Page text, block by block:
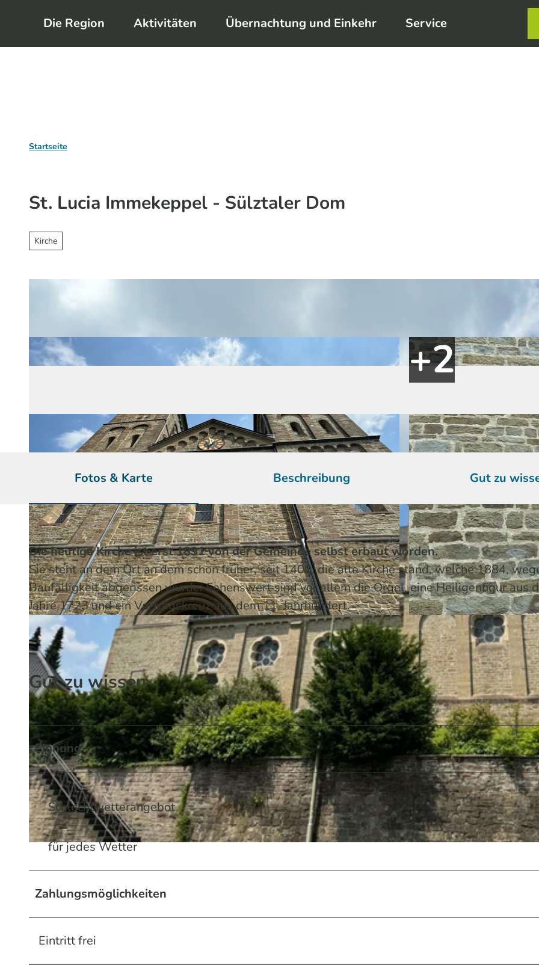
m
Die Region Aktivitäten Übernachtung und Einkehr Service
Startseite
St. Lucia Immekeppel - Sülztaler Dom
Kirche
© Melissa Schülting / Das Bergische | KI-optimiert |
© Melissa Schülting / Das Bergische | KI-optimiert | CC-BY-SA © Melissa Schülting / Das Bergische | KI-optimiert |
Fotos & Karte Beschreibung Gut zu
Die heutige Kirche ist erst 1891 von der Gemeinde selbst erbaut worden.
Sie steht an dem Ort an dem schon früher, seit 1400, die alte Kirche stand, welche 1884,
Baufälligkeit abgerissen wurde. Sehenswert sind vor allem die Orgel, eine Heiligenfigur aus
Jahre 1723 und ein Vortragskreuz aus dem 11. Jahrhundert.
Gut zu wissen
Eignung
Schlechtwetterangebot
für jedes Wetter
Zahlungsmöglichkeiten
Eintritt frei